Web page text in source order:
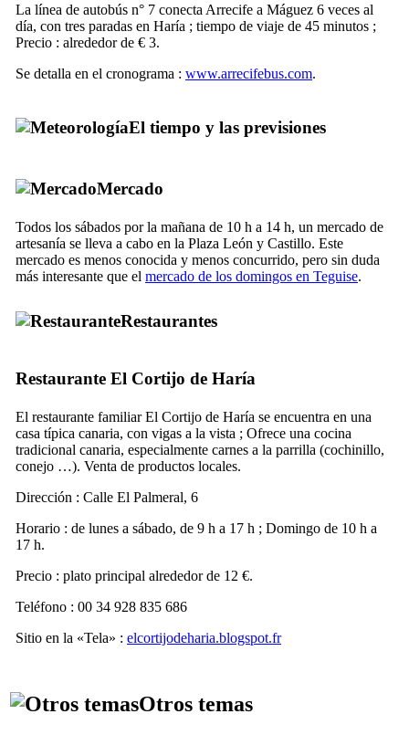
La línea de autobús n° 7 conecta Arrecife a Máguez 6 veces al
día, con tres paradas en Haría ; tiempo de viaje de 45 minutos ;
Precio : alrededor de € 3.
Se detalla en el cronograma : www.arrecifebus.com.
El tiempo y las previsiones
Mercado
Todos los sábados por la mañana de 10 h a 14 h, un mercado de
artesanía se lleva a cabo en la Plaza León y Castillo. Este
mercado es menos conocida y menos concurrido, pero sin duda
más interesante que el mercado de los domingos en Teguise.
Restaurantes
Restaurante El Cortijo de Haría
El restaurante familiarEl Cortijo de Haría se encuentra en una
casa típica canaria, con vigas a la vista ; Ofrece una cocina
tradicional canaria, especialmente carnes a la parrilla (cochinillo,
conejo …). Venta de productos locales.
Dirección : Calle El Palmeral, 6
Horario : de lunes a sábado, de 9 h a 17 h ; Domingo de 10 h a
17 h.
Precio : plato principal alrededor de 12 €.
Teléfono : 00 34 928 835 686
Sitio en la «Tela» : elcortijodeharia.blogspot.fr
Otros temas